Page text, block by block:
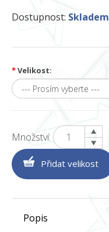
Dostupnost: Skladem
*Velikost:
Množství:
Popis